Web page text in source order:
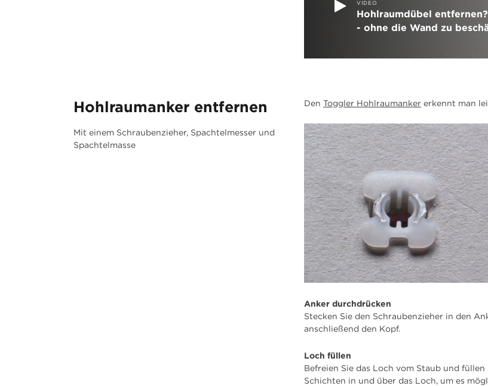
VIDEO
Hohlraumdübel
- ohne die Wand zu
Hohlraumanker entfernen
Mit einem Schraubenzieher, Spachtelmesser und
Spachtelmasse
Den Toggler Hohlraumanker erkennt man
Anker durchdrücken
Stecken Sie den Schraubenzieher in den
anschließend den Kopf.
Loch füllen
Befreien Sie das Loch vom Staub und
Schichten in und über das Loch, um es